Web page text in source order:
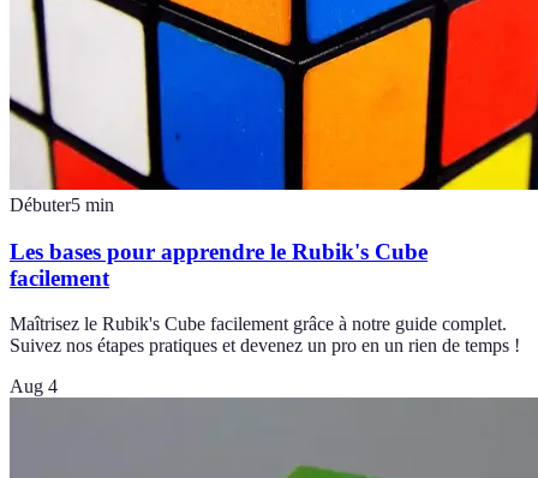
Débuter5 min
Les bases pour apprendre le Rubik's Cube
facilement
Maîtrisez le Rubik's Cube facilement grâce à notre guide complet.
Suivez nos étapes pratiques et devenez un pro en un rien de temps !
Aug 4